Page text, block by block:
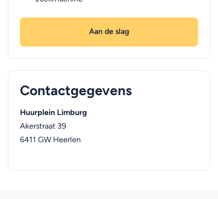
Aan de slag
Contactgegevens
Huurplein Limburg
Akerstraat 39
6411 GW Heerlen